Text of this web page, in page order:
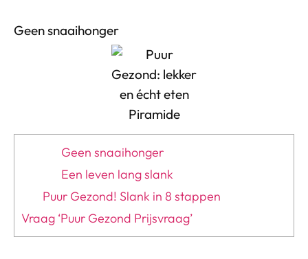
Geen snaaihonger
Geen snaaihonger
Een leven lang slank
Puur Gezond! Slank in 8 stappen
Vraag ‘Puur Gezond Prijsvraag’